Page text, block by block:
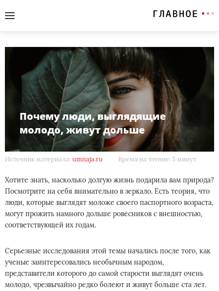
Почему люди, выглядящие
молодо, живут дольше
Источник материала: umnaja.ru Время на чтение: 5 минут
Хотите знать, насколько долгую жизнь подарила вам природа?
Посмотрите на себя внимательно в зеркало. Есть теория, что
люди, которые выглядят моложе своего паспортного возраста,
могут прожить намного дольше ровесников с внешностью,
соответствующей их годам.
Серьезные исследования этой темы начались после того, как
ученые заинтересовались необычным народом,
представители которого до самой старости выглядят очень
молодо, чрезвычайно редко болеют и живут больше ста лет.